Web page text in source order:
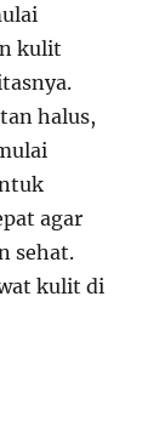
kulit
halus,
agar
sehat.
kulit di